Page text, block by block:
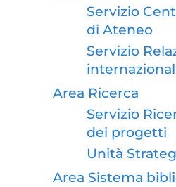
Servizio
di Ateneo
Servizio
Area Ricerca
Servizio
dei progetti
Unità
Area Sistema